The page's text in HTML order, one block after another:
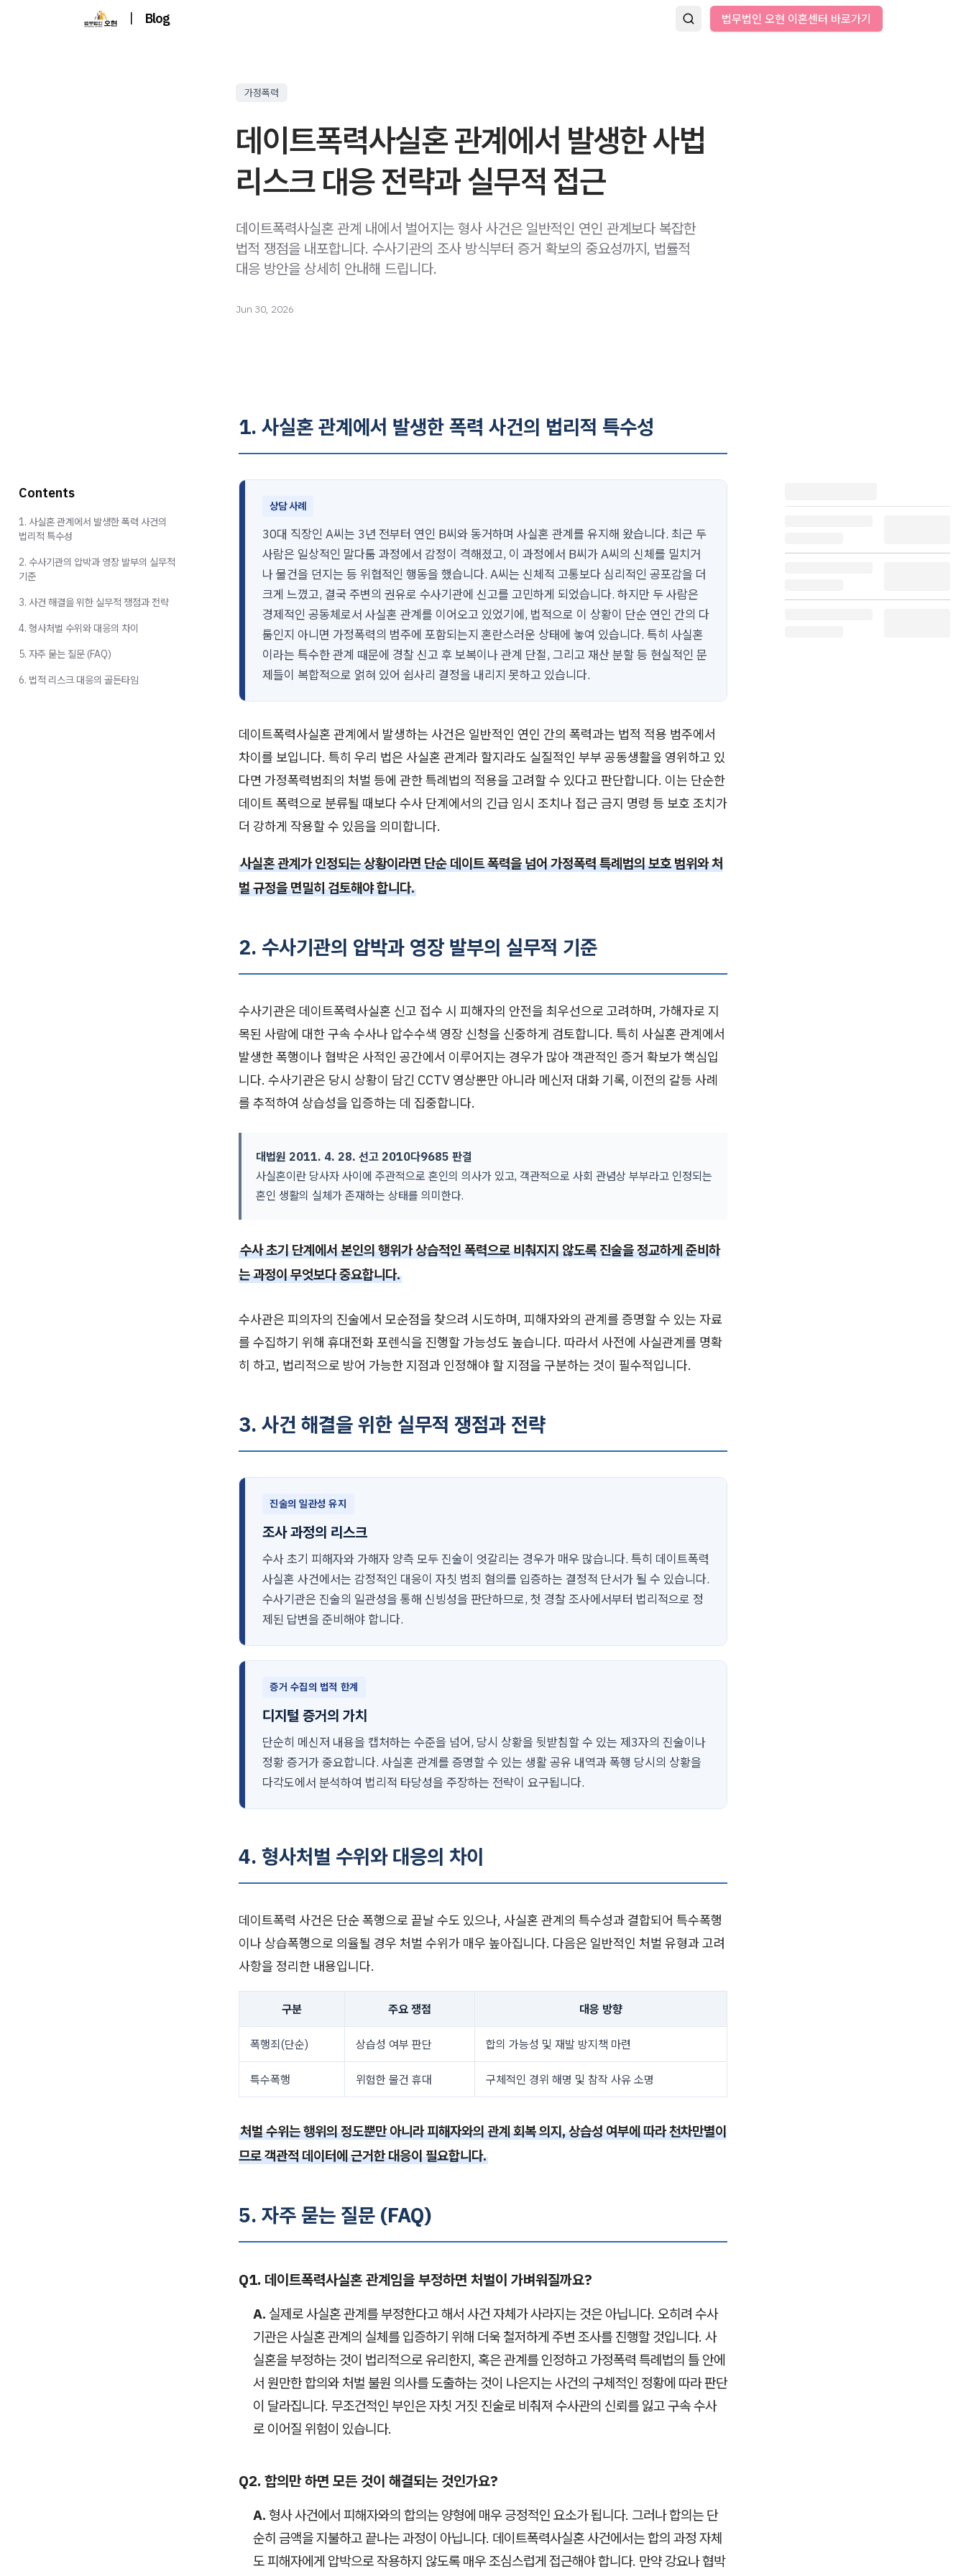
| Blog 법무법인 오현 이혼센터 바로가기
가정폭력
데이트폭력사실혼 관계에서 발생한 사법
리스크 대응 전략과 실무적 접근
데이트폭력사실혼 관계 내에서 벌어지는 형사 사건은 일반적인 연인 관계보다 복잡한
법적 쟁점을 내포합니다. 수사기관의 조사 방식부터 증거 확보의 중요성까지, 법률적
대응 방안을 상세히 안내해 드립니다.
Jun 30, 2026
1. 사실혼 관계에서 발생한 폭력 사건의 법리적 특수성
상담 사례
30대 직장인 A씨는 3년 전부터 연인 B씨와 동거하며 사실혼 관계를 유지해 왔습니다. 최근 두
사람은 일상적인 말다툼 과정에서 감정이 격해졌고, 이 과정에서 B씨가 A씨의 신체를 밀치거
나 물건을 던지는 등 위협적인 행동을 했습니다. A씨는 신체적 고통보다 심리적인 공포감을 더
크게 느꼈고, 결국 주변의 권유로 수사기관에 신고를 고민하게 되었습니다. 하지만 두 사람은
경제적인 공동체로서 사실혼 관계를 이어오고 있었기에, 법적으로 이 상황이 단순 연인 간의 다
툼인지 아니면 가정폭력의 범주에 포함되는지 혼란스러운 상태에 놓여 있습니다. 특히 사실혼
이라는 특수한 관계 때문에 경찰 신고 후 보복이나 관계 단절, 그리고 재산 분할 등 현실적인 문
제들이 복합적으로 얽혀 있어 쉽사리 결정을 내리지 못하고 있습니다.
데이트폭력사실혼 관계에서 발생하는 사건은 일반적인 연인 간의 폭력과는 법적 적용 범주에서
차이를 보입니다. 특히 우리 법은 사실혼 관계라 할지라도 실질적인 부부 공동생활을 영위하고 있
다면 가정폭력범죄의 처벌 등에 관한 특례법의 적용을 고려할 수 있다고 판단합니다. 이는 단순한
데이트 폭력으로 분류될 때보다 수사 단계에서의 긴급 임시 조치나 접근 금지 명령 등 보호 조치가
더 강하게 작용할 수 있음을 의미합니다.
사실혼 관계가 인정되는 상황이라면 단순 데이트 폭력을 넘어 가정폭력 특례법의 보호 범위와 처
벌 규정을 면밀히 검토해야 합니다.
2. 수사기관의 압박과 영장 발부의 실무적 기준
수사기관은 데이트폭력사실혼 신고 접수 시 피해자의 안전을 최우선으로 고려하며, 가해자로 지
목된 사람에 대한 구속 수사나 압수수색 영장 신청을 신중하게 검토합니다. 특히 사실혼 관계에서
발생한 폭행이나 협박은 사적인 공간에서 이루어지는 경우가 많아 객관적인 증거 확보가 핵심입
니다. 수사기관은 당시 상황이 담긴 CCTV 영상뿐만 아니라 메신저 대화 기록, 이전의 갈등 사례
를 추적하여 상습성을 입증하는 데 집중합니다.
대법원 2011. 4. 28. 선고 2010다9685 판결
사실혼이란 당사자 사이에 주관적으로 혼인의 의사가 있고, 객관적으로 사회 관념상 부부라고 인정되는
혼인 생활의 실체가 존재하는 상태를 의미한다.
수사 초기 단계에서 본인의 행위가 상습적인 폭력으로 비춰지지 않도록 진술을 정교하게 준비하
는 과정이 무엇보다 중요합니다.
수사관은 피의자의 진술에서 모순점을 찾으려 시도하며, 피해자와의 관계를 증명할 수 있는 자료
를 수집하기 위해 휴대전화 포렌식을 진행할 가능성도 높습니다. 따라서 사전에 사실관계를 명확
히 하고, 법리적으로 방어 가능한 지점과 인정해야 할 지점을 구분하는 것이 필수적입니다.
3. 사건 해결을 위한 실무적 쟁점과 전략
진술의 일관성 유지
조사 과정의 리스크
수사 초기 피해자와 가해자 양측 모두 진술이 엇갈리는 경우가 매우 많습니다. 특히 데이트폭력
사실혼 사건에서는 감정적인 대응이 자칫 범죄 혐의를 입증하는 결정적 단서가 될 수 있습니다.
수사기관은 진술의 일관성을 통해 신빙성을 판단하므로, 첫 경찰 조사에서부터 법리적으로 정
제된 답변을 준비해야 합니다.
증거 수집의 법적 한계
디지털 증거의 가치
단순히 메신저 내용을 캡처하는 수준을 넘어, 당시 상황을 뒷받침할 수 있는 제3자의 진술이나
정황 증거가 중요합니다. 사실혼 관계를 증명할 수 있는 생활 공유 내역과 폭행 당시의 상황을
다각도에서 분석하여 법리적 타당성을 주장하는 전략이 요구됩니다.
4. 형사처벌 수위와 대응의 차이
데이트폭력 사건은 단순 폭행으로 끝날 수도 있으나, 사실혼 관계의 특수성과 결합되어 특수폭행
이나 상습폭행으로 의율될 경우 처벌 수위가 매우 높아집니다. 다음은 일반적인 처벌 유형과 고려
사항을 정리한 내용입니다.
구분 주요 쟁점 대응 방향
폭행죄(단순) 상습성 여부 판단 합의 가능성 및 재발 방지책 마련
특수폭행 위험한 물건 휴대 구체적인 경위 해명 및 참작 사유 소명
처벌 수위는 행위의 정도뿐만 아니라 피해자와의 관계 회복 의지, 상습성 여부에 따라 천차만별이
므로 객관적 데이터에 근거한 대응이 필요합니다.
5. 자주 묻는 질문 (FAQ)
Q1. 데이트폭력사실혼 관계임을 부정하면 처벌이 가벼워질까요?
A. 실제로 사실혼 관계를 부정한다고 해서 사건 자체가 사라지는 것은 아닙니다. 오히려 수사
기관은 사실혼 관계의 실체를 입증하기 위해 더욱 철저하게 주변 조사를 진행할 것입니다. 사
실혼을 부정하는 것이 법리적으로 유리한지, 혹은 관계를 인정하고 가정폭력 특례법의 틀 안에
서 원만한 합의와 처벌 불원 의사를 도출하는 것이 나은지는 사건의 구체적인 정황에 따라 판단
이 달라집니다. 무조건적인 부인은 자칫 거짓 진술로 비춰져 수사관의 신뢰를 잃고 구속 수사
로 이어질 위험이 있습니다.
Q2. 합의만 하면 모든 것이 해결되는 것인가요?
A. 형사 사건에서 피해자와의 합의는 양형에 매우 긍정적인 요소가 됩니다. 그러나 합의는 단
순히 금액을 지불하고 끝나는 과정이 아닙니다. 데이트폭력사실혼 사건에서는 합의 과정 자체
도 피해자에게 압박으로 작용하지 않도록 매우 조심스럽게 접근해야 합니다. 만약 강요나 협박
Contents
1. 사실혼 관계에서 발생한 폭력 사건의
법리적 특수성
2. 수사기관의 압박과 영장 발부의 실무적
기준
3. 사건 해결을 위한 실무적 쟁점과 전략
4. 형사처벌 수위와 대응의 차이
5. 자주 묻는 질문 (FAQ)
6. 법적 리스크 대응의 골든타임